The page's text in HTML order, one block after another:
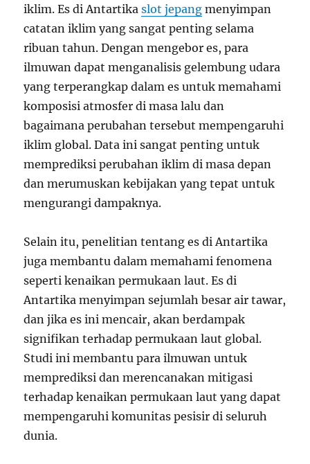
iklim. Es di Antartikaslot jepang menyimpan
catatan iklim yang sangat penting selama
ribuan tahun. Dengan mengebor es, para
ilmuwan dapat menganalisis gelembung udara
yang terperangkap dalam es untuk memahami
komposisi atmosfer di masa lalu dan
bagaimana perubahan tersebut mempengaruhi
iklim global. Data ini sangat penting untuk
memprediksi perubahan iklim di masa depan
dan merumuskan kebijakan yang tepat untuk
mengurangi dampaknya.
Selain itu, penelitian tentang es di Antartika
juga membantu dalam memahami fenomena
seperti kenaikan permukaan laut. Es di
Antartika menyimpan sejumlah besar air tawar,
dan jika es ini mencair, akan berdampak
signifikan terhadap permukaan laut global.
Studi ini membantu para ilmuwan untuk
memprediksi dan merencanakan mitigasi
terhadap kenaikan permukaan laut yang dapat
mempengaruhi komunitas pesisir di seluruh
dunia.